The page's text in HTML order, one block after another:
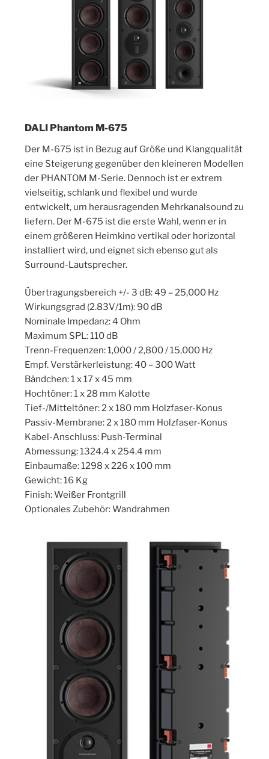
DALI Phantom M-675
Der M-675 ist in Bezug auf Größe und Klangqualität
eine Steigerung gegenüber den kleineren Modellen
der PHANTOM M-Serie. Dennoch ist er extrem
vielseitig, schlank und flexibel und wurde
entwickelt, um herausragenden Mehrkanalsound zu
liefern. Der M-675 ist die erste Wahl, wenn er in
einem größeren Heimkino vertikal oder horizontal
installiert wird, und eignet sich ebenso gut als
Surround-Lautsprecher.
Übertragungsbereich +/- 3 dB: 49 – 25,000 Hz
Wirkungsgrad (2.83V/1m): 90 dB
Nominale Impedanz: 4 Ohm
Maximum SPL: 110 dB
Trenn-Frequenzen: 1,000 / 2,800 / 15,000 Hz
Empf. Verstärkerleistung: 40 – 300 Watt
Bändchen: 1 x 17 x 45 mm
Hochtöner: 1 x 28 mm Kalotte
Tief-/Mitteltöner: 2 x 180 mm Holzfaser-Konus
Passiv-Membrane: 2 x 180 mm Holzfaser-Konus
Kabel-Anschluss: Push-Terminal
Abmessung: 1324.4 x 254.4 mm
Einbaumaße: 1298 x 226 x 100 mm
Gewicht: 16 Kg
Finish: Weißer Frontgrill
Optionales Zubehör: Wandrahmen